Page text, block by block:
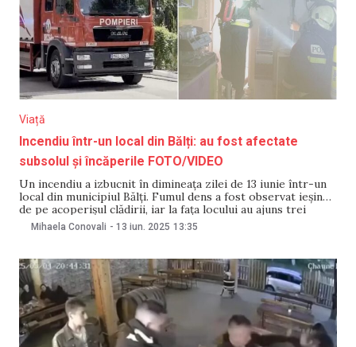
Viață
Incendiu într-un local din Bălți: au fost afectate
subsolul și încăperile FOTO/VIDEO
Un incendiu a izbucnit în dimineața zilei de 13 iunie într-un
local din municipiul Bălți. Fumul dens a fost observat ieșind
de pe acoperișul clădirii, iar la fața locului au ajuns trei
echipe de salvatori. Potrivit Inspectoratului General pentru
Situații de Urgență, au fost afectate subsolul și încăperile
Mihaela Conovali - 13 iun. 2025 13:35